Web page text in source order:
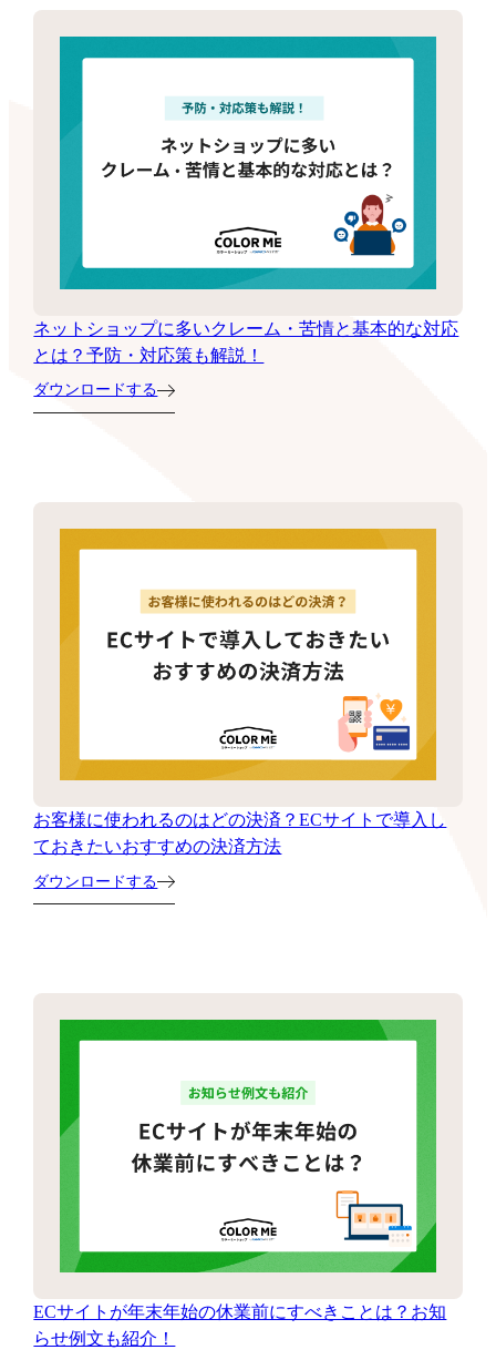
ネットショップに多いクレーム・苦情と基本的な対応
とは？予防・対応策も解説！
ダウンロードする
お客様に使われるのはどの決済？ECサイトで導入し
ておきたいおすすめの決済方法
ダウンロードする
ECサイトが年末年始の休業前にすべきことは？お知
らせ例文も紹介！